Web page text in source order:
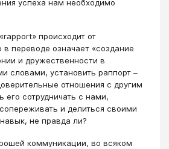
успеха нам необходимо
происходит от
в переводе означает «создание
и дружественности в
словами, установить раппорт –
отношения с другим
его сотрудничать с нами,
и делиться своими
не правда ли?
коммуникации, во всяком